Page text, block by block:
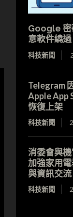
Google
意軟件繞
科技新聞
Telegram
Apple App
恢復上架
科技新聞
消委會與
加強家用
與資訊交流
科技新聞